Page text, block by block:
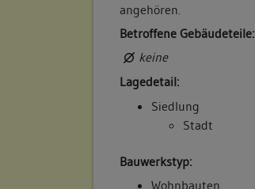
angehören.
Betroffene Gebäudeteile:
keine
Lagedetail:
Siedlung
Stadt
Bauwerkstyp:
Wohnbauten